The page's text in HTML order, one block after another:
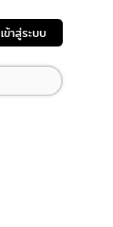
เข้าสู่ระบบ